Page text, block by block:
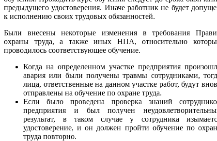
предыдущего удостоверения. Иначе работник не будет
к исполнению своих трудовых обязанностей.
Были внесены некоторые изменения в требования
охраны труда, а также иных НПА, относительно
проводилось соответствующее обучение.
Когда на определенном участке предприятия
авария или были получены травмы сотрудниками,
лица, ответственные на данном участке работ, будут
отправлены на обучение по охране труда.
Если было проведена проверка знаний
предприятия и был получен
результат, в таком случае у сотрудника
удостоверение, и он должен пройти обучение по
труда повторно.